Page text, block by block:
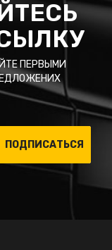
ПЕРВЫМИ
ПОДПИСАТЬСЯ